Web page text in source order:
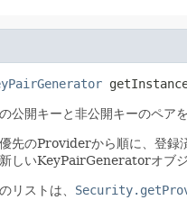
公開キーと非公開キーのペ
先のProviderから順に、登録
しいKeyPairGeneratorオブジ
リストは、